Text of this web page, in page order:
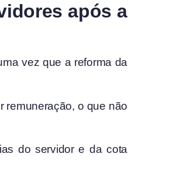
após a
vez que a reforma da
remuneração, o que não
do servidor e da cota